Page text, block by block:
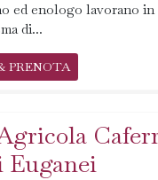
ed enologo lavorano
di...
PRENOTA